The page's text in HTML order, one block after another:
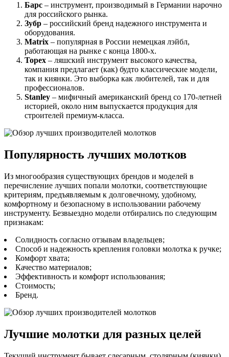
Барс – инструмент, производимый в Германии нарочно
для российского рынка.
Зубр – российский бренд надежного инструмента и
оборудования.
Matrix – популярная в России немецкая лэйбл,
работающая на рынке с конца 1800-х.
Topex – ляшский инструмент высокого качества,
компания предлагает (как) будто классические модели,
так и киянки. Это выборка как любителей, так и для
профессионалов.
Stanley – мифичный американский бренд со 170-летней
историей, около ним выпускается продукция для
строителей премиум-класса.
Популярность лучших молотков
Из многообразия существующих брендов и моделей в
перечисление лучших попали молотки, соответствующие
критериям, предъявляемым к долговечному, удобному,
комфортному и безопасному в использовании рабочему
инструменту. Безвыездно модели отбирались по следующим
признакам:
Солидность согласно отзывам владельцев;
Способ и надежность крепления головки молотка к ручке;
Комфорт хвата;
Качество материалов;
Эффективность и комфорт использования;
Стоимость;
Бренд.
Лучшие молотки для разных целей